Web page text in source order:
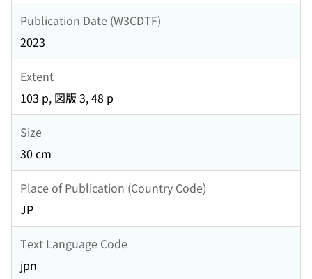
Publication Date (W3CDTF)
2023
Extent
103 p, 図版 3, 48 p
Size
30 cm
Place of Publication (Country Code)
JP
Text Language Code
jpn